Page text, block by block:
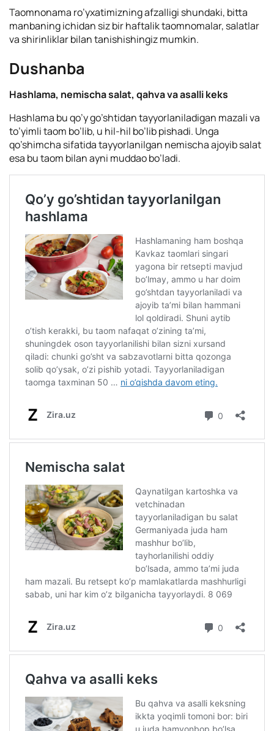
Taomnonama ro’yxatimizning afzalligi shundaki, bitta
manbaning ichidan siz bir haftalik taomnomalar, salatlar
va shirinliklar bilan tanishishingiz mumkin.
Dushanba
Hashlama, nemischa salat, qahva va asalli keks
Hashlama bu qo’y go’shtidan tayyorlaniladigan mazali va
to’yimli taom bo’lib, u hil-hil bo’lib pishadi. Unga
qo’shimcha sifatida tayyorlanilgan nemischa ajoyib salat
esa bu taom bilan ayni muddao bo’ladi.